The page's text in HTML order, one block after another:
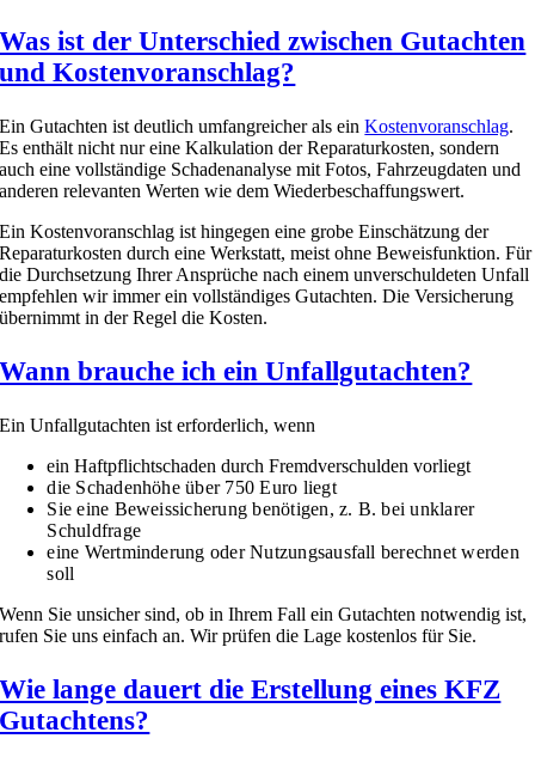
Was ist der Unterschied zwischen Gutachten
und Kostenvoranschlag?
Ein Gutachten ist deutlich umfangreicher als einKostenvoranschlag.
Es enthält nicht nur eine Kalkulation der Reparaturkosten, sondern
auch eine vollständige Schadenanalyse mit Fotos, Fahrzeugdaten und
anderen relevanten Werten wie dem Wiederbeschaffungswert.
Ein Kostenvoranschlag ist hingegen eine grobe Einschätzung der
Reparaturkosten durch eine Werkstatt, meist ohne Beweisfunktion. Für
die Durchsetzung Ihrer Ansprüche nach einem unverschuldeten Unfall
empfehlen wir immer ein vollständiges Gutachten. Die Versicherung
übernimmt in der Regel die Kosten.
Wann brauche ich ein Unfallgutachten?
Ein Unfallgutachten ist erforderlich, wenn
ein Haftpflichtschaden durch Fremdverschulden vorliegt
die Schadenhöhe über 750 Euro liegt
Sie eine Beweissicherung benötigen, z. B. bei unklarer
Schuldfrage
eine Wertminderung oder Nutzungsausfall berechnet werden
soll
Wenn Sie unsicher sind, ob in Ihrem Fall ein Gutachten notwendig ist,
rufen Sie uns einfach an. Wir prüfen die Lage kostenlos für Sie.
Wie lange dauert die Erstellung eines KFZ
Gutachtens?